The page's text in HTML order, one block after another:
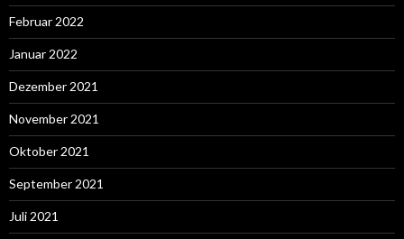
Februar 2022
Januar 2022
Dezember 2021
November 2021
Oktober 2021
September 2021
Juli 2021